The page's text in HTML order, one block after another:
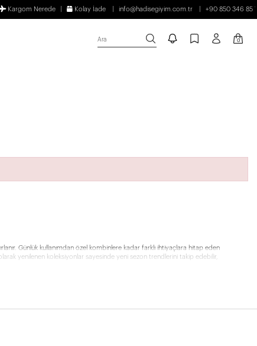
Kargom Nerede Kolay İade info@hadisegiyim.com.tr +90 850 346 85
Ara 0
Günlük kullanımdan özel kombinlere kadar farklı ihtiyaçlara hitap eden
yenilenen koleksiyonlar sayesinde yeni sezon trendlerini takip edebilir,